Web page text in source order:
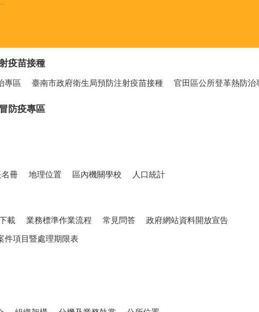
疫苗接種
專區 臺南市政府衛生局預防注射疫苗接種 官田區公所登革熱防治
防疫專區
冊 地理位置 區內機關學校 人口統計
載 業務標準作業流程 常見問答 政府網站資料開放宣告
件項目暨處理期限表